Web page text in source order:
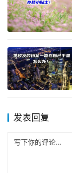
发表回复